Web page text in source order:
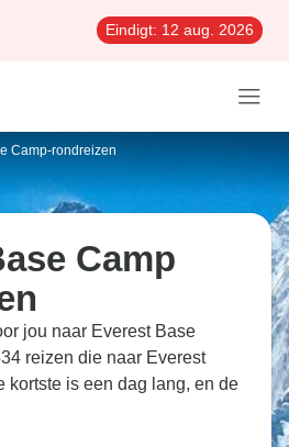
Eindigt: 12 aug. 2026
Camp-rondreizen
Camp
jou naar Everest Base
reizen die naar Everest
kortste is een dag lang, en de